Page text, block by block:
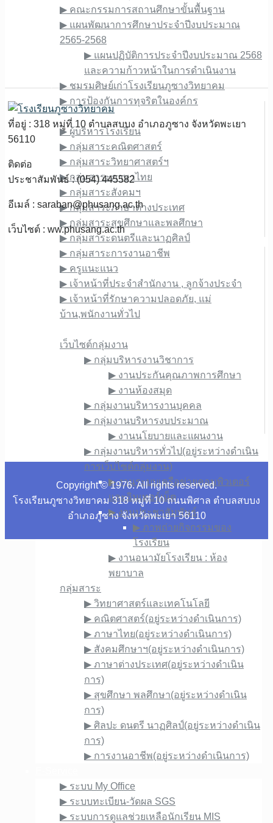
▶︎ คณะกรรมการสถานศึกษาขั้นพื้นฐาน
▶︎ แผนพัฒนาการศึกษาประจำปีงบประมาณ
2565-2568
▶︎ แผนปฏิบัติการประจำปีงบประมาณ 2568
และความก้าวหน้าในการดำเนินงาน
▶︎ ชมรมศิษย์เก่าโรงเรียนภูซางวิทยาคม
▶︎ การป้องกันการทุจริตในองค์กร
ข้อมูลบุคลากร
▶︎ ผู้บริหารโรงเรียน
▶︎ กลุ่มสาระคณิตศาสตร์
▶︎ กลุ่มสาระวิทยาศาสตร์ฯ
▶︎ กลุ่มสาระภาษาไทย
▶︎ กลุ่มสาระสังคมฯ
▶︎ กลุ่มสาระภาษาต่างประเทศ
▶︎ กลุ่มสาระสุขศึกษาและพลศึกษา
▶︎ กลุ่มสาระดนตรีและนาฏศิลป์
▶︎ กลุ่มสาระการงานอาชีพ
▶︎ ครูแนะแนว
▶︎ เจ้าหน้าที่ประจำสำนักงาน , ลูกจ้างประจำ
▶︎ เจ้าหน้าที่รักษาความปลอดภัย, แม่
บ้าน,พนักงานทั่วไป
เว็บไซต์กลุ่มงาน
▶︎ กลุ่มบริหารงานวิชาการ
▶︎ งานประกันคุณภาพการศึกษา
▶︎ งานห้องสมุด
▶︎ กลุ่มงานบริหารงานบุคคล
▶︎ กลุ่มงานบริหารงบประมาณ
▶︎ งานนโยบายและแผนงาน
▶︎ กลุ่มงานบริหารทั่วไป(อยู่ระหว่างดำเนิน
การเว็บไซต์กลุ่มงาน)
▶︎ งานระบบเครือข่ายคอมพิวเตอร์
และอินเทอร์เน็ต
▶︎ งานประชาสัมพันธ์
▶︎ ภาพถ่ายกิจกรรมของ
โรงเรียน
▶︎ งานอนามัยโรงเรียน : ห้อง
พยาบาล
กลุ่มสาระ
▶︎ วิทยาศาสตร์และเทคโนโลยี
▶︎ คณิตศาสตร์(อยู่ระหว่างดำเนินการ)
▶︎ ภาษาไทย(อยู่ระหว่างดำเนินการ)
▶︎ สังคมศึกษาฯ(อยู่ระหว่างดำเนินการ)
▶︎ ภาษาต่างประเทศ(อยู่ระหว่างดำเนิน
การ)
▶︎ สุขศึกษา พลศึกษา(อยู่ระหว่างดำเนิน
การ)
▶︎ ศิลปะ ดนตรี นาฏศิลป์(อยู่ระหว่างดำเนิน
การ)
▶︎ การงานอาชีพ(อยู่ระหว่างดำเนินการ)
▶︎ ระบบ My Office
▶︎ ระบบทะเบียน-วัดผล SGS
▶︎ ระบบการดูแลช่วยเหลือนักเรียน MIS
ที่อยู่ : 318 หมู่ที่ 10 ตำบลสบบง อำเภอภูซาง จังหวัดพะเยา
56110
ติดต่อ
ประชาสัมพันธ์ : (054) 445582
อีเมล์ : saraban@phusang.ac.th
เว็บไซต์ : ww.phusang.ac.th
Copyright © 1976. All rights reserved.
โรงเรียนภูซางวิทยาคม 318 หมู่ที่ 10 ถนนพิศาล ตำบลสบบง
อำเภอภูซาง จังหวัดพะเยา 56110